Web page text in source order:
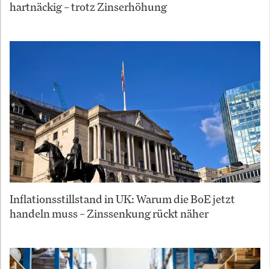
hartnäckig – trotz Zinserhöhung
Inflationsstillstand in UK: Warum die BoE jetzt
handeln muss – Zinssenkung rückt näher